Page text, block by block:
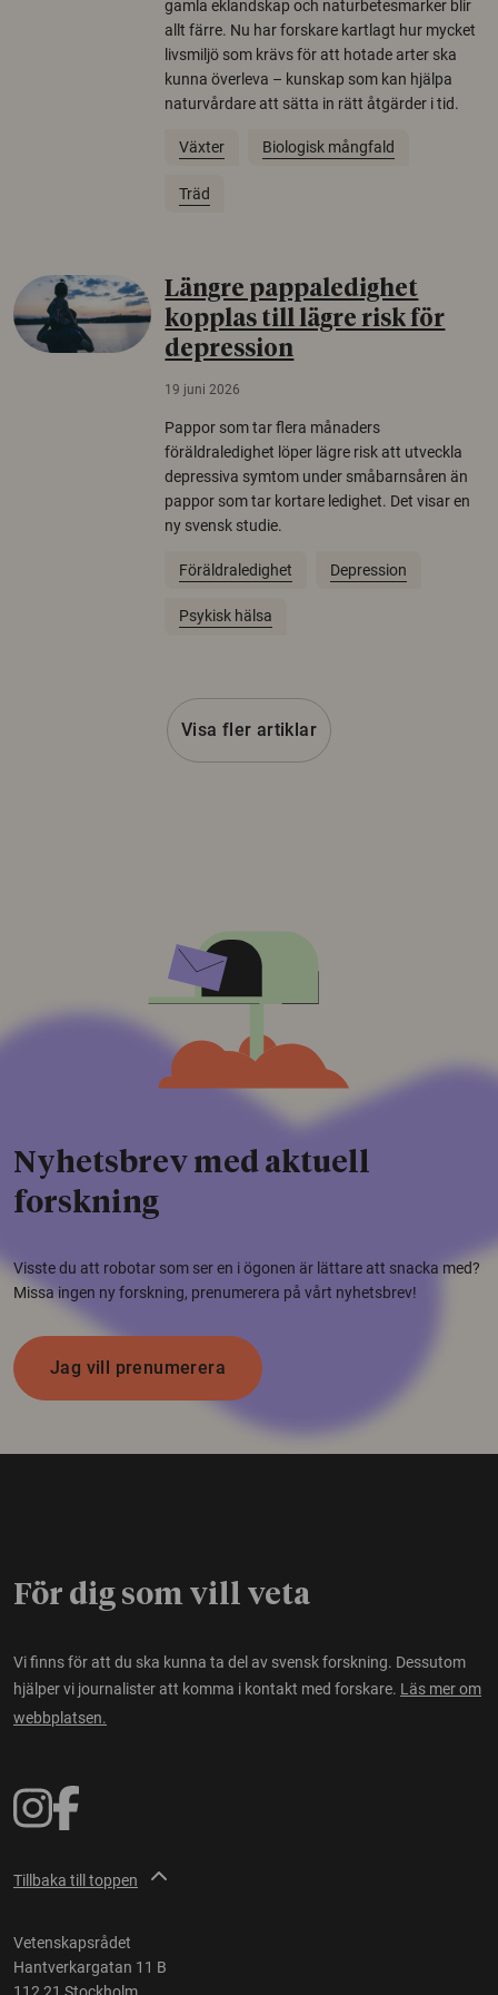
gamla eklandskap och naturbetesmarker blir
allt färre. Nu har forskare kartlagt hur mycket
livsmiljö som krävs för att hotade arter ska
kunna överleva – kunskap som kan hjälpa
naturvårdare att sätta in rätt åtgärder i tid.
Växter Biologisk mångfald
Träd
Längre pappaledighet
kopplas till lägre risk för
depression
19 juni 2026
Pappor som tar flera månaders
föräldraledighet löper lägre risk att utveckla
depressiva symtom under småbarnsåren än
pappor som tar kortare ledighet. Det visar en
ny svensk studie.
Föräldraledighet Depression
Psykisk hälsa
Visa fler artiklar
Nyhetsbrev med aktuell
forskning
Visste du att robotar som ser en i ögonen är lättare att snacka med?
Missa ingen ny forskning, prenumerera på vårt nyhetsbrev!
Jag vill prenumerera
För dig som vill veta
Vi finns för att du ska kunna ta del av svensk forskning. Dessutom
hjälper vi journalister att komma i kontakt med forskare. Läs mer om
webbplatsen.
Tillbaka till toppen
Vetenskapsrådet
Hantverkargatan 11 B
112 21 Stockholm